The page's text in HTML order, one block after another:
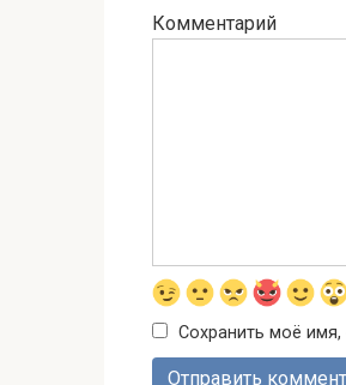
Комментарий
Сохранить моё